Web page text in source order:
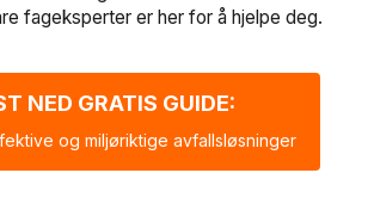
fageksperter er her for å hjelpe deg.
NED GRATIS GUIDE:
og miljøriktige avfallsløsninger